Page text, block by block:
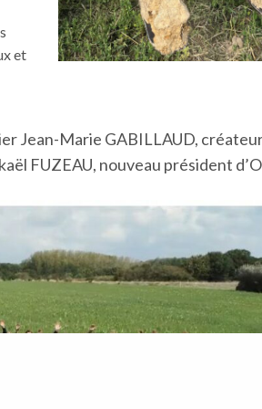
et
Jean-Marie GABILLAUD,
FUZEAU, nouveau président